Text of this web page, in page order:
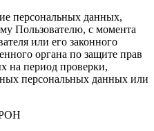
персональных данных,
Пользователю, с момента
или его законного
органа по защите прав
на период проверки,
персональных данных или